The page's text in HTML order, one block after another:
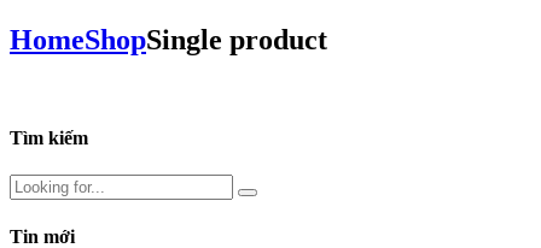
HomeShopSingle product
Tìm kiếm
Tin mới